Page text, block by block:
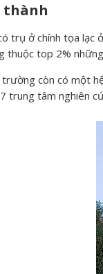
thành
trụ ở chính tọa lạc
thuộc top 2%
còn có một
trung tâm nghiên